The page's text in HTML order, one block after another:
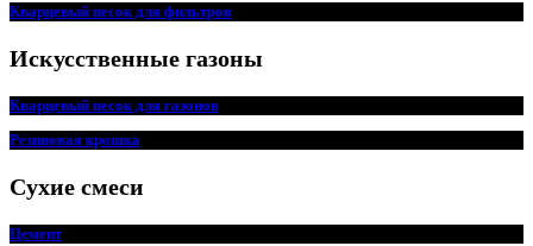
Кварцевый песок для фильтров
Искусственные газоны
Кварцевый песок для газонов
Резиновая крошка
Сухие смеси
Цемент